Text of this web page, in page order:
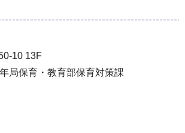
10 13F
局保育・教育部保育対策課